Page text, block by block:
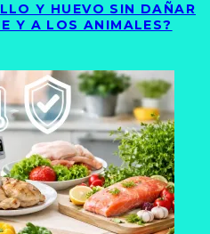
Y HUEVO SIN DAÑAR
Y A LOS ANIMALES?